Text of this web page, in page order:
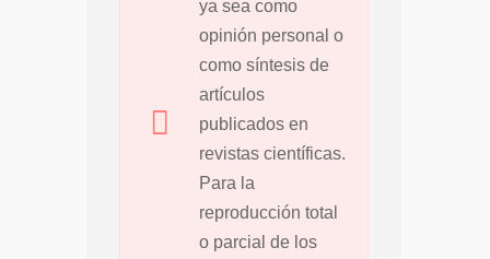
ya sea como
opinión personal o
como síntesis de
artículos
publicados en
revistas científicas.
Para la
reproducción total
o parcial de los